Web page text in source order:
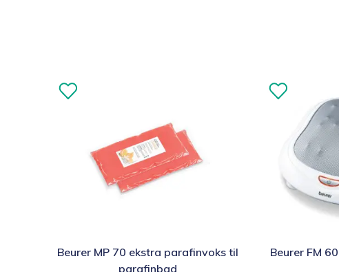
Beurer MP 70 ekstra parafinvoks til
parafinbad
Beurer FM